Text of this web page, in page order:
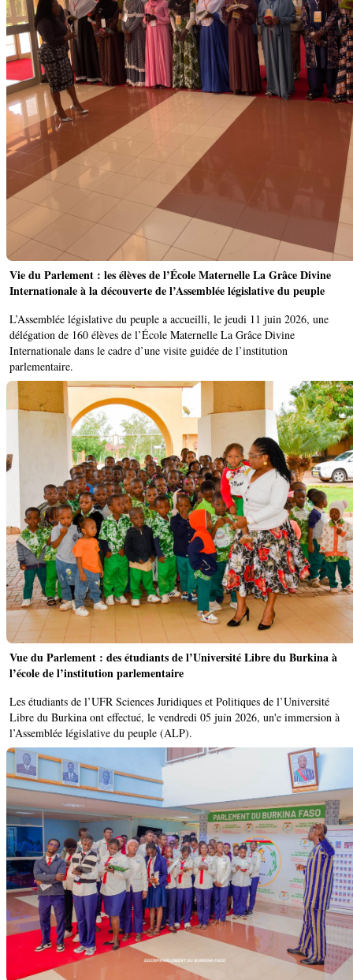
Vie du Parlement : les élèves de l’École Maternelle La Grâce Divine
Internationale à la découverte de l’Assemblée législative du peuple
L’Assemblée législative du peuple a accueilli, le jeudi 11 juin 2026, une
délégation de 160 élèves de l’École Maternelle La Grâce Divine
Internationale dans le cadre d’une visite guidée de l’institution
parlementaire.
Vue du Parlement : des étudiants de l’Université Libre du Burkina à
l’école de l’institution parlementaire
Les étudiants de l’UFR Sciences Juridiques et Politiques de l’Université
Libre du Burkina ont effectué, le vendredi 05 juin 2026, un'e immersion à
l’Assemblée législative du peuple (ALP).